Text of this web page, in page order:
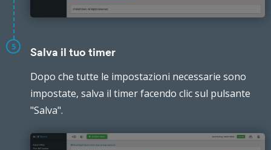
5
Salva il tuo timer
Dopo che tutte le impostazioni necessarie sono
impostate, salva il timer facendo clic sul pulsante
"Salva".